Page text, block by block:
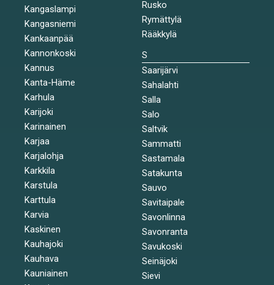
Kangaslampi
Kangasniemi
Kankaanpää
Kannonkoski
Kannus
Kanta-Häme
Karhula
Karijoki
Karinainen
Karjaa
Karjalohja
Karkkila
Karstula
Karttula
Karvia
Kaskinen
Kauhajoki
Kauhava
Kauniainen
Rusko
Rymättylä
Rääkkylä
S
Saarijärvi
Sahalahti
Salla
Salo
Saltvik
Sammatti
Sastamala
Satakunta
Sauvo
Savitaipale
Savonlinna
Savonranta
Savukoski
Seinäjoki
Sievi